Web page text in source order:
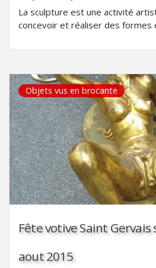
La sculpture est une activité
concevoir et réaliser des formes
Objets vus en brocante
Fête votive Saint Gervais
aout 2015